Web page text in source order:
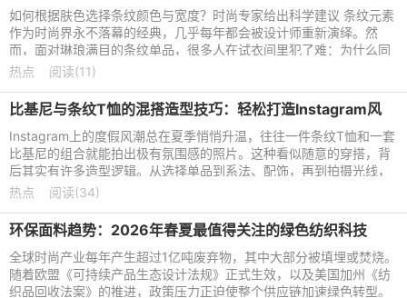
如何根据肤色选择条纹颜色与宽度？时尚专家给出科学建议 条纹元素
作为时尚界永不落幕的经典，几乎每年都会被设计师重新演绎。然
而，面对琳琅满目的条纹单品，很多人在试衣间里犯了难：为什么同
样的黑白条纹衫，穿在别
热点 阅读(11)
比基尼与条纹T恤的混搭造型技巧：轻松打造Instagram风
Instagram上的度假风潮总在夏季悄悄升温，往往一件条纹T恤和一套
比基尼的组合就能拍出极有氛围感的照片。这种看似随意的穿搭，背
后其实有许多造型逻辑。从选择单品到系法、配饰，再到拍摄光线，
每一个细节都能决定整
热点 阅读(34)
环保面料趋势：2026年春夏最值得关注的绿色纺织科技
全球时尚产业每年产生超过1亿吨废弃物，其中大部分被填埋或焚烧。
随着欧盟《可持续产品生态设计法规》正式生效，以及美国加州《纺
织品回收法案》的推进，政策压力正迫使整个供应链加速绿色转型。